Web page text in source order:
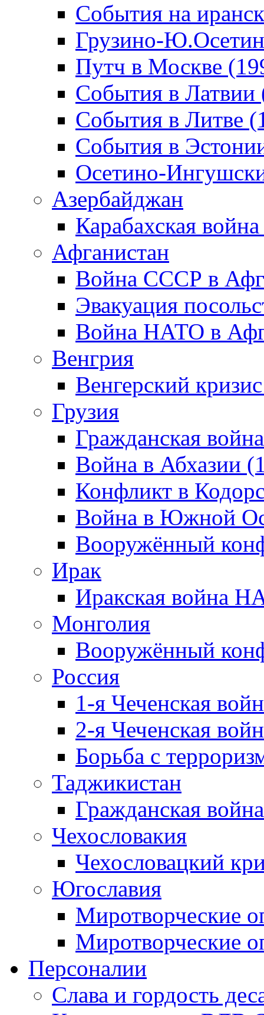
События на
Грузино-
Путч в Москве
События в Латвии
События в Литве
События в
Осетино-
Азербайджан
Карабахская
Афганистан
Война СССР в
Эвакуация
Война НАТО в
Венгрия
Венгерский
Грузия
Гражданская
Война в Абхазии
Конфликт в
Война в Южной
Вооружённый
Ирак
Иракская война
Монголия
Вооружённый
Россия
1-я Чеченская
2-я Чеченская
Борьба с
Таджикистан
Гражданская
Чехословакия
Чехословацкий
Югославия
Миротворческие
Миротворческие
Персоналии
Слава и гордость